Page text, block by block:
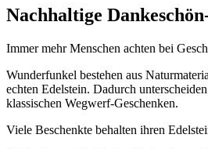
Nachhaltige
Immer mehr Menschen achten bei
Wunderfunkel bestehen aus
echten Edelstein. Dadurch
klassischen Wegwerf-Geschenken.
Viele Beschenkte behalten ihren